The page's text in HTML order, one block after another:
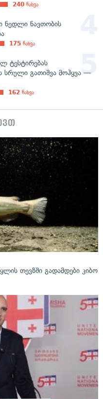
240 ნახვა
ნედლი ნავთობის
175 ნახვა
ტესტირებას
სრული გათიშვა მოჰყვა —
162 ნახვა
თევზში გადამდები კიბო